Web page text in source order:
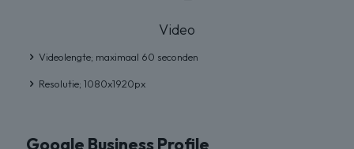
Video
Videolengte; maximaal 60 seconden
Resolutie; 1080x1920px
Google Business Profile